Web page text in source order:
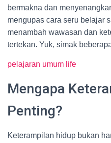
bermakna dan
mengupas cara seru belajar
menambah wawasan dan
tertekan. Yuk, simak
pelajaran umum life
Mengapa
Penting?
Keterampilan hidup bukan